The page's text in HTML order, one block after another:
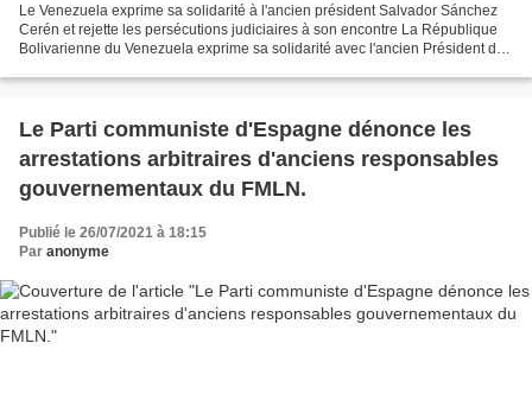
Le Venezuela exprime sa solidarité à l'ancien président Salvador Sánchez
Cerén et rejette les persécutions judiciaires à son encontre La République
Bolivarienne du Venezuela exprime sa solidarité avec l'ancien Président de
Le Parti communiste d'Espagne dénonce les
arrestations arbitraires d'anciens responsables
gouvernementaux du FMLN.
Publié le 26/07/2021 à 18:15
Par anonyme